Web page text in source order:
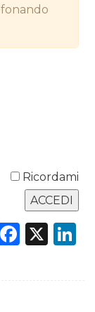
Ricordami
X